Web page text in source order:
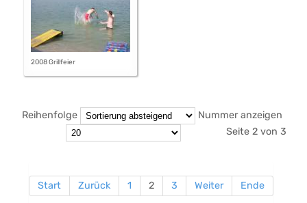
2008 Grillfeier
Reihenfolge
Nummer anzeigen
Seite 2 von 3
Start Zurück 1 2 3 Weiter Ende